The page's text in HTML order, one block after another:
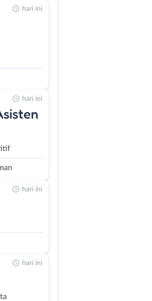
hari ini
hari ini
hari ini
hari ini